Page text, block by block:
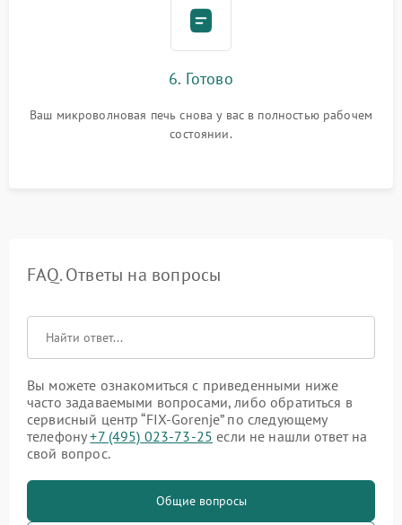
6. Готово
Ваш микроволновая печь снова у вас в полностью рабочем
состоянии.
FAQ. Ответы на вопросы
Вы можете ознакомиться с приведенными ниже
часто задаваемыми вопросами, либо обратиться в
сервисный центр “FIX-Gorenje” по следующему
телефону+7 (495) 023-73-25 если не нашли ответ на
свой вопрос.
Общие вопросы